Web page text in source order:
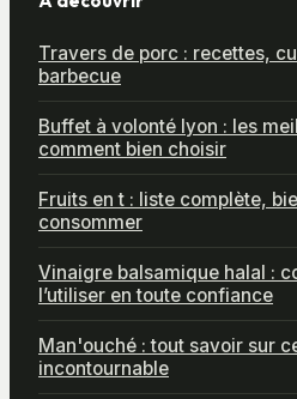
Travers de porc : recettes,
barbecue
Buffet à volonté lyon : les
comment bien choisir
Fruits en t : liste complète,
consommer
Vinaigre balsamique halal :
l’utiliser en toute confiance
Man'ouché : tout savoir sur
incontournable